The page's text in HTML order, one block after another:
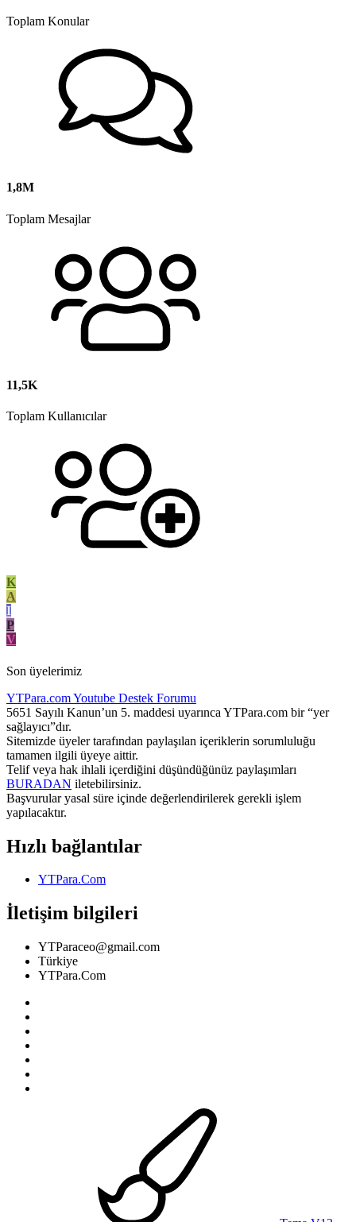
Toplam Konular
1,8M
Toplam Mesajlar
11,5K
Toplam Kullanıcılar
K
A
I
P
V
Son üyelerimiz
YTPara.comYoutube Destek Forumu
5651 Sayılı Kanun’un 5. maddesi uyarınca YTPara.com bir “yer
sağlayıcı”dır.
Sitemizde üyeler tarafından paylaşılan içeriklerin sorumluluğu
tamamen ilgili üyeye aittir.
Telif veya hak ihlali içerdiğini düşündüğünüz paylaşımları
BURADAN iletebilirsiniz.
Başvurular yasal süre içinde değerlendirilerek gerekli işlem
yapılacaktır.
Hızlı bağlantılar
YTPara.Com
İletişim bilgileri
YTParaceo@gmail.com
Türkiye
YTPara.Com